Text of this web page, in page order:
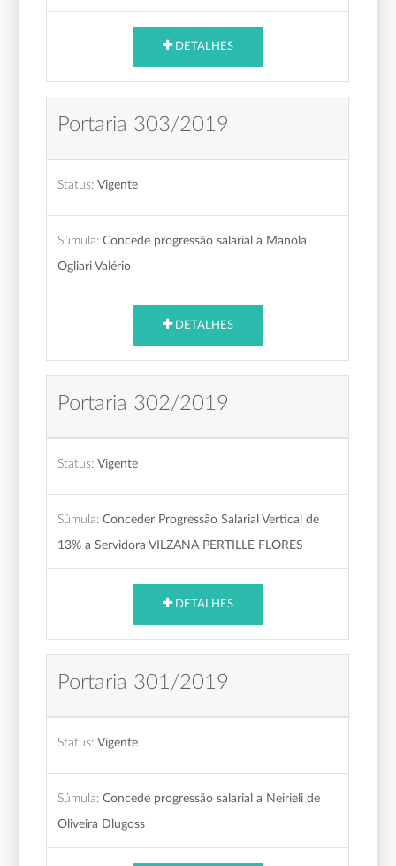
DETALHES
Portaria 303/2019
Status: Vigente
Súmula: Concede progressão salarial a Manola
Ogliari Valério
DETALHES
Portaria 302/2019
Status: Vigente
Súmula: Conceder Progressão Salarial Vertical de
13% a Servidora VILZANA PERTILLE FLORES
DETALHES
Portaria 301/2019
Status: Vigente
Súmula: Concede progressão salarial a Neirieli de
Oliveira Dlugoss